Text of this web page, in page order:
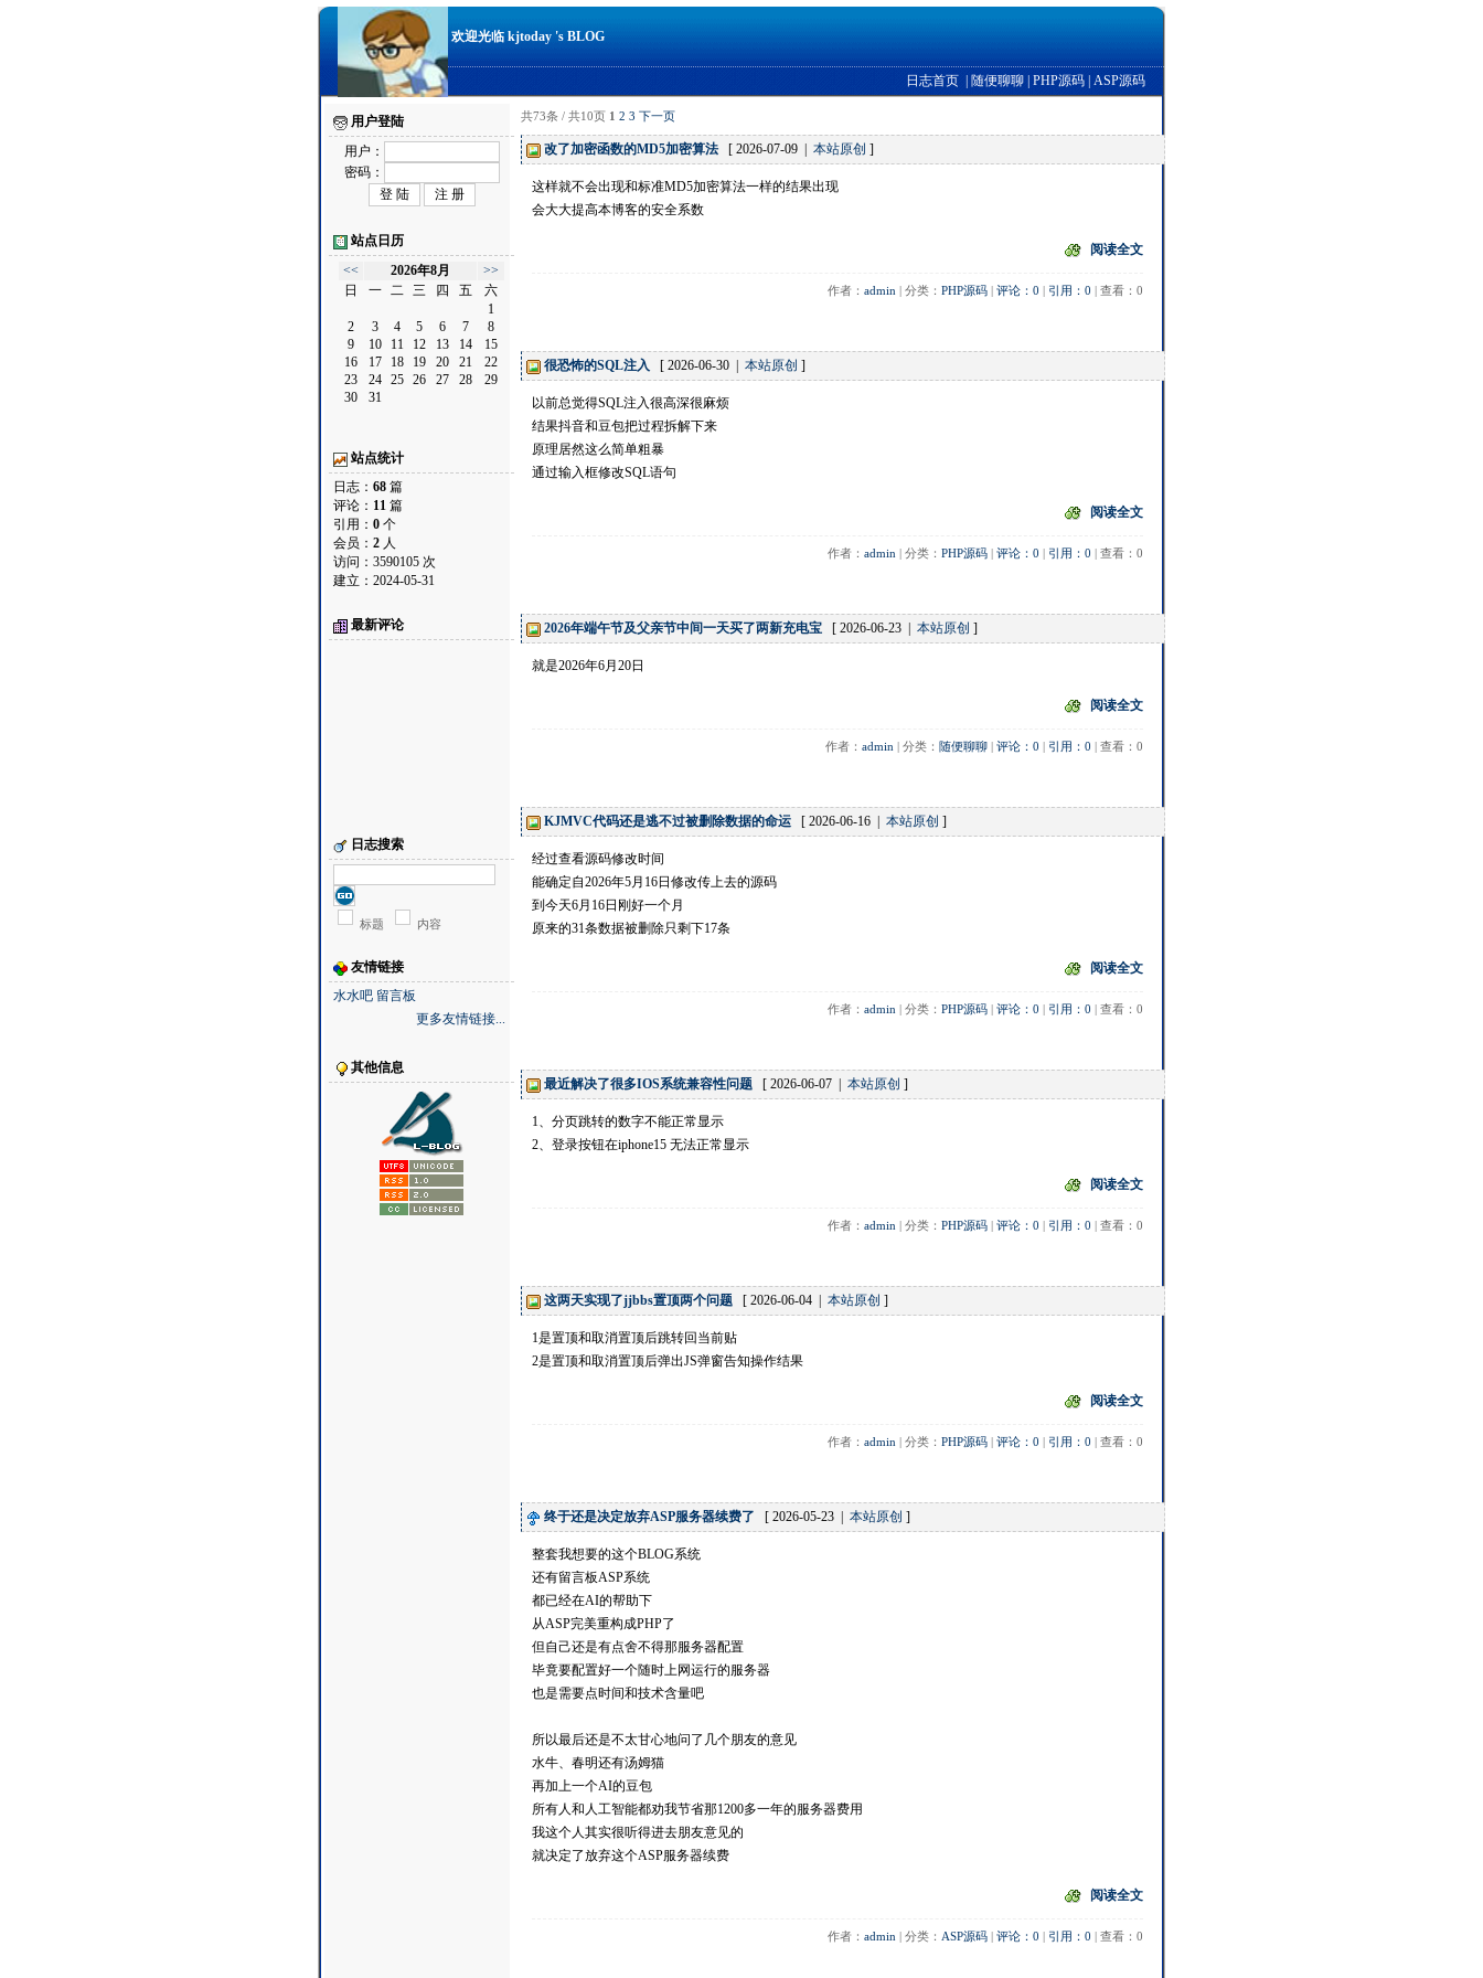
欢迎光临 kjtoday 's BLOG
日志首页 随便聊聊 PHP源码 ASP源码
用户登陆
用户：
密码：
站点日历
<<
2026年8月
>>
日
一 二 三 四 五
六
1
2
3 4 5 6 7
8
9
10 11 12 13 14
15
16
17 18 19 20 21
22
23
24 25 26 27 28
29
30
31
站点统计
日志： 68 篇
评论： 11 篇
引用： 0 个
会员： 2 人
访问：3590105 次
建立：2024-05-31
最新评论
日志搜索
标题 内容
友情链接
水水吧 留言板
更多友情链接...
其他信息
共73条 / 共10页 1 2 3 下一页
改了加密函数的MD5加密算法 [ 2026-07-09 | 本站原创 ]
这样就不会出现和标准MD5加密算法一样的结果出现
会大大提高本博客的安全系数
阅读全文
作者： admin | 分类： PHP源码 | 评论：0 | 引用：0 | 查看：0
很恐怖的SQL注入 [ 2026-06-30 | 本站原创 ]
以前总觉得SQL注入很高深很麻烦
结果抖音和豆包把过程拆解下来
原理居然这么简单粗暴
通过输入框修改SQL语句
阅读全文
作者： admin | 分类： PHP源码 | 评论：0 | 引用：0 | 查看：0
2026年端午节及父亲节中间一天买了两新充电宝 [ 2026-06-23 | 本站原创 ]
就是2026年6月20日
阅读全文
作者： admin | 分类： 随便聊聊 | 评论：0 | 引用：0 | 查看：0
KJMVC代码还是逃不过被删除数据的命运 [ 2026-06-16 | 本站原创 ]
经过查看源码修改时间
能确定自2026年5月16日修改传上去的源码
到今天6月16日刚好一个月
原来的31条数据被删除只剩下17条
阅读全文
作者： admin | 分类： PHP源码 | 评论：0 | 引用：0 | 查看：0
最近解决了很多IOS系统兼容性问题 [ 2026-06-07 | 本站原创 ]
1、分页跳转的数字不能正常显示
2、登录按钮在iphone15 无法正常显示
阅读全文
作者： admin | 分类： PHP源码 | 评论：0 | 引用：0 | 查看：0
这两天实现了jjbbs置顶两个问题 [ 2026-06-04 | 本站原创 ]
1是置顶和取消置顶后跳转回当前贴
2是置顶和取消置顶后弹出JS弹窗告知操作结果
阅读全文
作者： admin | 分类： PHP源码 | 评论：0 | 引用：0 | 查看：0
终于还是决定放弃ASP服务器续费了 [ 2026-05-23 | 本站原创 ]
整套我想要的这个BLOG系统
还有留言板ASP系统
都已经在AI的帮助下
从ASP完美重构成PHP了
但自己还是有点舍不得那服务器配置
毕竟要配置好一个随时上网运行的服务器
也是需要点时间和技术含量吧
所以最后还是不太甘心地问了几个朋友的意见
水牛、春明还有汤姆猫
再加上一个AI的豆包
所有人和人工智能都劝我节省那1200多一年的服务器费用
我这个人其实很听得进去朋友意见的
就决定了放弃这个ASP服务器续费
阅读全文
作者： admin | 分类： ASP源码 | 评论：0 | 引用：0 | 查看：0